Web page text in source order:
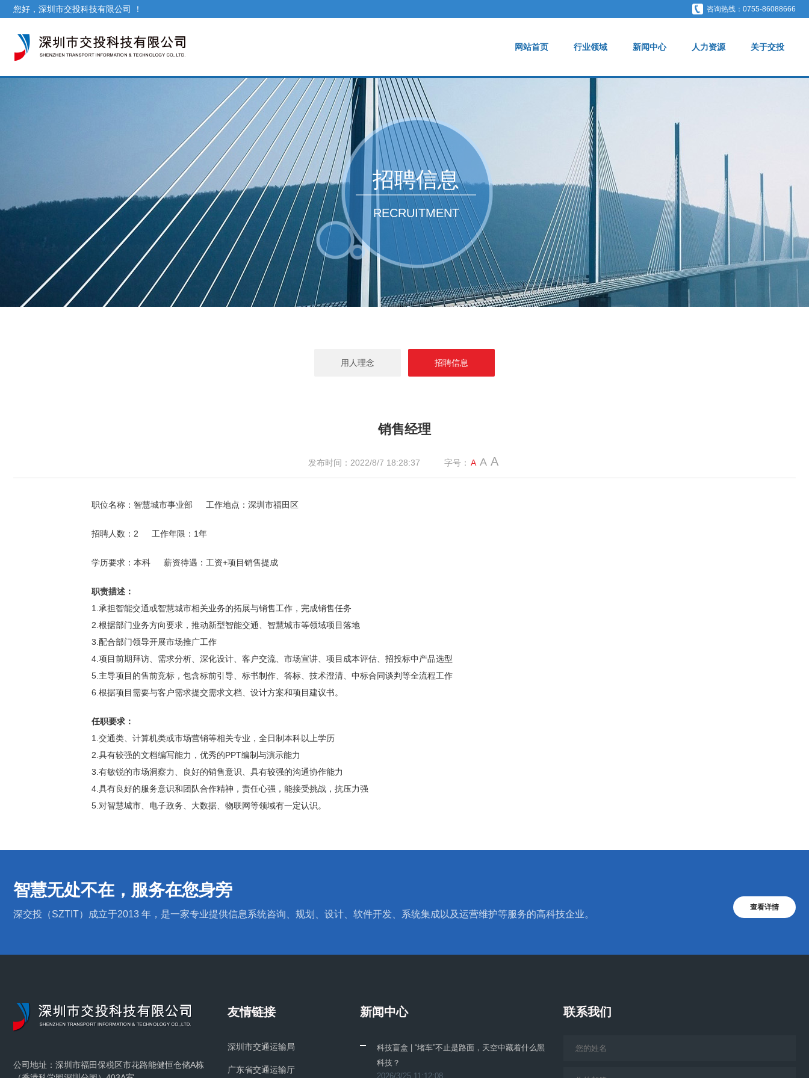
您好，深圳市交投科技有限公司 ！ 咨询热线：0755-86088666
网站首页 行业领域 新闻中心 人力资源 关于交投
招聘信息
RECRUITMENT
用人理念 招聘信息
销售经理
发布时间：2022/8/7 18:28:37 字号： A A A
职位名称：智慧城市事业部 工作地点：深圳市福田区
招聘人数：2 工作年限：1年
学历要求：本科 薪资待遇：工资+项目销售提成
职责描述：
1.承担智能交通或智慧城市相关业务的拓展与销售工作，完成销售任务
2.根据部门业务方向要求，推动新型智能交通、智慧城市等领域项目落地
3.配合部门领导开展市场推广工作
4.项目前期拜访、需求分析、深化设计、客户交流、市场宣讲、项目成本评估、招投标中产品选型
5.主导项目的售前竞标，包含标前引导、标书制作、答标、技术澄清、中标合同谈判等全流程工作
6.根据项目需要与客户需求提交需求文档、设计方案和项目建议书。
任职要求：
1.交通类、计算机类或市场营销等相关专业，全日制本科以上学历
2.具有较强的文档编写能力，优秀的PPT编制与演示能力
3.有敏锐的市场洞察力、良好的销售意识、具有较强的沟通协作能力
4.具有良好的服务意识和团队合作精神，责任心强，能接受挑战，抗压力强
5.对智慧城市、电子政务、大数据、物联网等领域有一定认识。
智慧无处不在，服务在您身旁
深交投（SZTIT）成立于2013 年，是一家专业提供信息系统咨询、规划、设计、软件开发、系统集成以及运营维护等服务的高科技企业。
查看详情
公司地址：深圳市福田保税区市花路能健恒仓储A栋
友情链接
深圳市交通运输局
广东省交通运输厅
新闻中心
科技盲盒 | “堵车”不止是路面，天空中藏着什么黑
科技？
2026/3/25 11:12:08
联系我们